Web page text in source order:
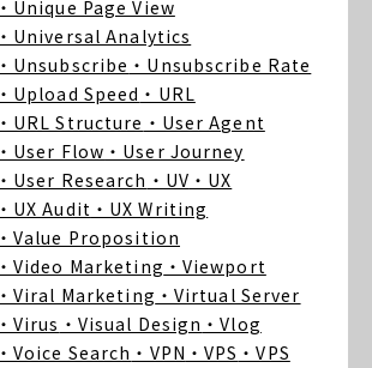
・Unique Page View
・Universal Analytics
・Unsubscribe ・Unsubscribe Rate
・Upload Speed ・URL
・URL Structure ・User Agent
・User Flow ・User Journey
・User Research ・UV ・UX
・UX Audit ・UX Writing
・Value Proposition
・Video Marketing ・Viewport
・Viral Marketing ・Virtual Server
・Virus ・Visual Design ・Vlog
・Voice Search ・VPN ・VPS ・VPS